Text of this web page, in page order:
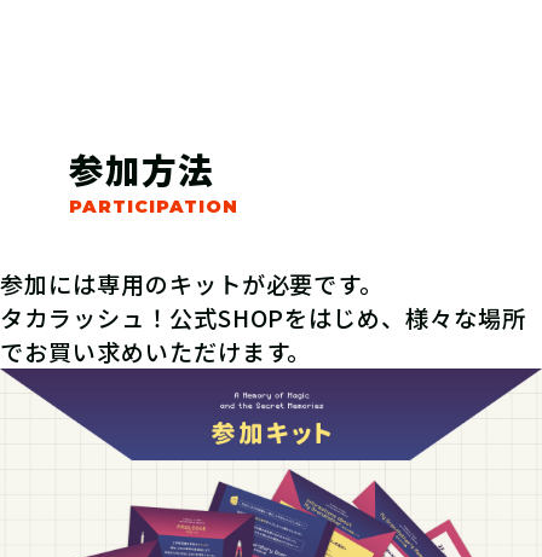
参加方法
参加には専用のキットが必要です。
タカラッシュ！公式SHOPをはじめ、様々な場所
でお買い求めいただけます。